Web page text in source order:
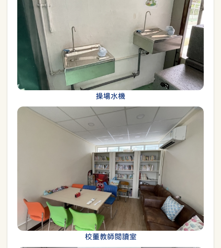
操場水機
校董教師閲讀室